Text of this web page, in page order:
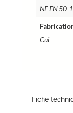
NF EN 50-
Oui
Fiche